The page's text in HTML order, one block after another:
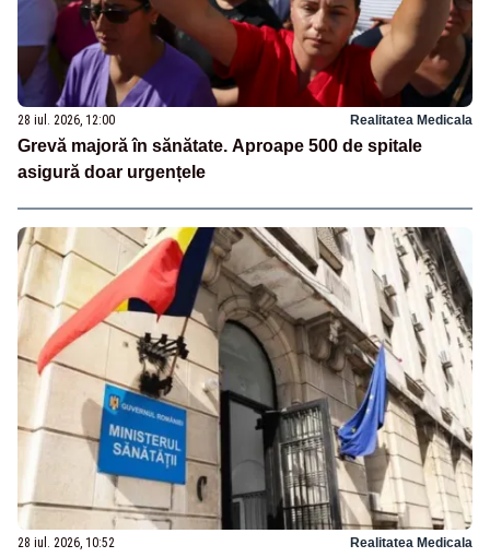
28 iul. 2026, 12:00 Realitatea Medicala
Grevă majoră în sănătate. Aproape 500 de spitale
asigură doar urgențele
28 iul. 2026, 10:52 Realitatea Medicala